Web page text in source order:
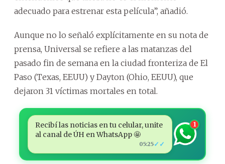
adecuado para estrenar esta película”, añadió.
Aunque no lo señaló explícitamente en su nota de
prensa, Universal se refiere a las matanzas del
pasado fin de semana en la ciudad fronteriza de El
Paso (Texas, EEUU) y Dayton (Ohio, EEUU), que
dejaron 31 víctimas mortales en total.
Recibí las noticias en tu celular, unite
al canal de ÚH en WhatsApp 🤩
05:25✓✓
1